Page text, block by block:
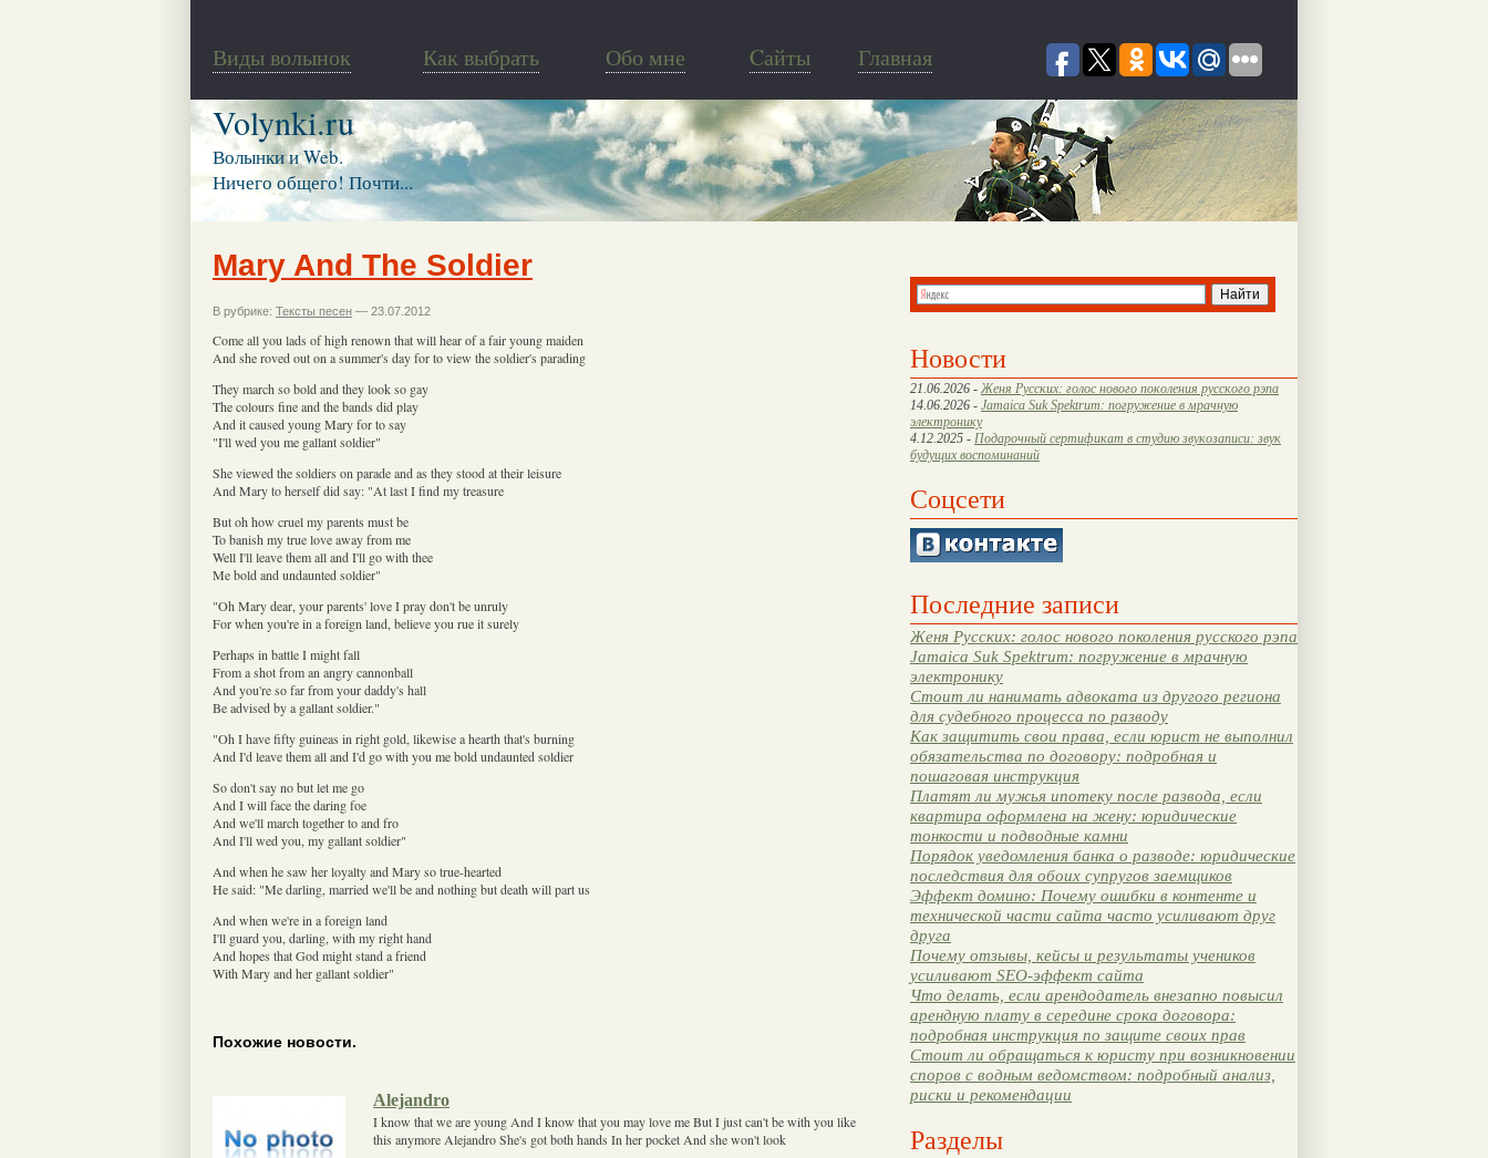
Виды волынок Как выбрать Обо мне Cайты Главная
Volynki.ru
Волынки и Web.
Ничего общего! Почти...
Новости
21.06.2026 - Женя Русских: голос нового поколения русского рэпа
14.06.2026 - Jamaica Suk Spektrum: погружение в мрачную
электронику
4.12.2025 - Подарочный сертификат в студию звукозаписи: звук
будущих воспоминаний
Соцсети
Последние записи
Женя Русских: голос нового поколения русского рэпа
Jamaica Suk Spektrum: погружение в мрачную
электронику
Стоит ли нанимать адвоката из другого региона
для судебного процесса по разводу
Как защитить свои права, если юрист не выполнил
обязательства по договору: подробная и
пошаговая инструкция
Платят ли мужья ипотеку после развода, если
квартира оформлена на жену: юридические
тонкости и подводные камни
Порядок уведомления банка о разводе: юридические
последствия для обоих супругов заемщиков
Эффект домино: Почему ошибки в контенте и
технической части сайта часто усиливают друг
друга
Почему отзывы, кейсы и результаты учеников
усиливают SEO-эффект сайта
Что делать, если арендодатель внезапно повысил
арендную плату в середине срока договора:
подробная инструкция по защите своих прав
Стоит ли обращаться к юристу при возникновении
споров с водным ведомством: подробный анализ,
риски и рекомендации
Разделы
Mary And The Soldier
В рубрике: Тексты песен — 23.07.2012
Come all you lads of high renown that will hear of a fair young maiden
And she roved out on a summer's day for to view the soldier's parading
They march so bold and they look so gay
The colours fine and the bands did play
And it caused young Mary for to say
"I'll wed you me gallant soldier"
She viewed the soldiers on parade and as they stood at their leisure
And Mary to herself did say: "At last I find my treasure
But oh how cruel my parents must be
To banish my true love away from me
Well I'll leave them all and I'll go with thee
Me bold and undaunted soldier"
"Oh Mary dear, your parents' love I pray don't be unruly
For when you're in a foreign land, believe you rue it surely
Perhaps in battle I might fall
From a shot from an angry cannonball
And you're so far from your daddy's hall
Be advised by a gallant soldier."
"Oh I have fifty guineas in right gold, likewise a hearth that's burning
And I'd leave them all and I'd go with you me bold undaunted soldier
So don't say no but let me go
And I will face the daring foe
And we'll march together to and fro
And I'll wed you, my gallant soldier"
And when he saw her loyalty and Mary so true-hearted
He said: "Me darling, married we'll be and nothing but death will part us
And when we're in a foreign land
I'll guard you, darling, with my right hand
And hopes that God might stand a friend
With Mary and her gallant soldier"
Похожие новости.
Alejandro
I know that we are young And I know that you may love me But I just can't be with you like
this anymore Alejandro She's got both hands In her pocket And she won't look